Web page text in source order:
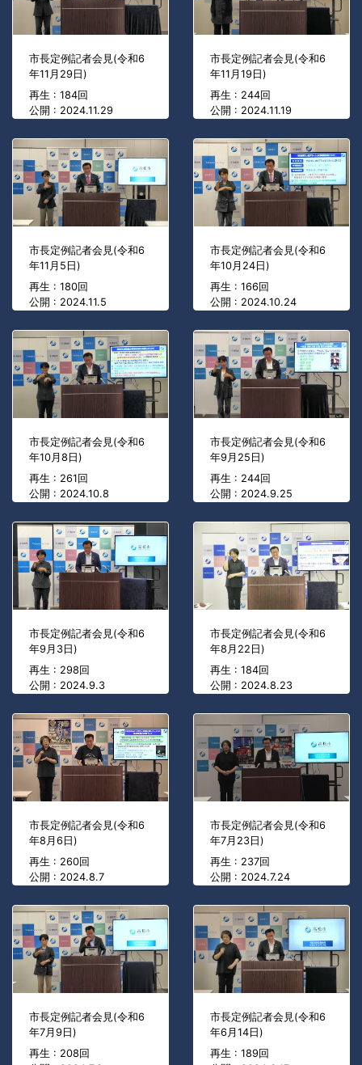
市長定例記者会見(令和6
年11月29日)
再生 : 184回
公開 : 2024.11.29
市長定例記者会見(令和6
年11月19日)
再生 : 244回
公開 : 2024.11.19
市長定例記者会見(令和6
年11月5日)
再生 : 180回
公開 : 2024.11.5
市長定例記者会見(令和6
年10月24日)
再生 : 166回
公開 : 2024.10.24
市長定例記者会見(令和6
年10月8日)
再生 : 261回
公開 : 2024.10.8
市長定例記者会見(令和6
年9月25日)
再生 : 244回
公開 : 2024.9.25
市長定例記者会見(令和6
年9月3日)
再生 : 298回
公開 : 2024.9.3
市長定例記者会見(令和6
年8月22日)
再生 : 184回
公開 : 2024.8.23
市長定例記者会見(令和6
年8月6日)
再生 : 260回
公開 : 2024.8.7
市長定例記者会見(令和6
年7月23日)
再生 : 237回
公開 : 2024.7.24
市長定例記者会見(令和6
年7月9日)
再生 : 208回
市長定例記者会見(令和6
年6月14日)
再生 : 189回